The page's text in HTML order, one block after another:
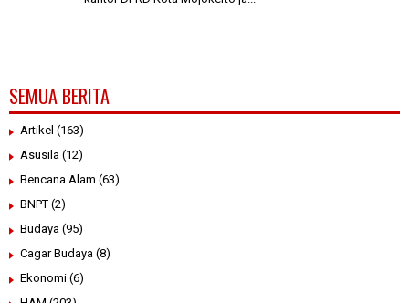
SEMUA BERITA
Artikel (163)
Asusila (12)
Bencana Alam (63)
BNPT (2)
Budaya (95)
Cagar Budaya (8)
Ekonomi (6)